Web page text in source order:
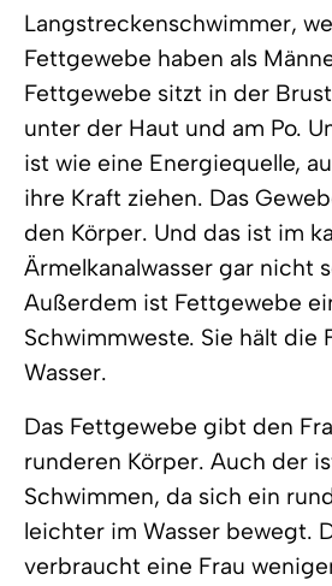
Langstreckenschwimmer,
Fettgewebe haben als
Fettgewebe sitzt in der
unter der Haut und am Po.
ist wie eine Energiequelle,
ihre Kraft ziehen. Das
den Körper. Und das ist im
Ärmelkanalwasser gar nicht
Außerdem ist Fettgewebe
Schwimmweste. Sie hält die
Wasser.
Das Fettgewebe gibt den
runderen Körper. Auch der
Schwimmen, da sich ein
leichter im Wasser bewegt.
verbraucht eine Frau